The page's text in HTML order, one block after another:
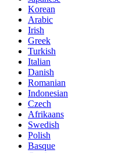
Korean
Arabic
Irish
Greek
Turkish
Italian
Danish
Romanian
Indonesian
Czech
Afrikaans
Swedish
Polish
Basque